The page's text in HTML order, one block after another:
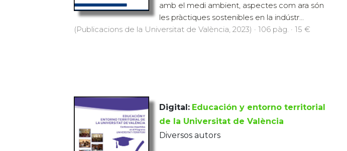
amb el medi ambient, aspectes com ara són
les pràctiques sostenibles en la indústr...
(Publicacions de la Universitat de València, 2023) · 106 pàg. · 15 €
Digital: Educación y entorno territorial
de la Universitat de València
Diversos autors